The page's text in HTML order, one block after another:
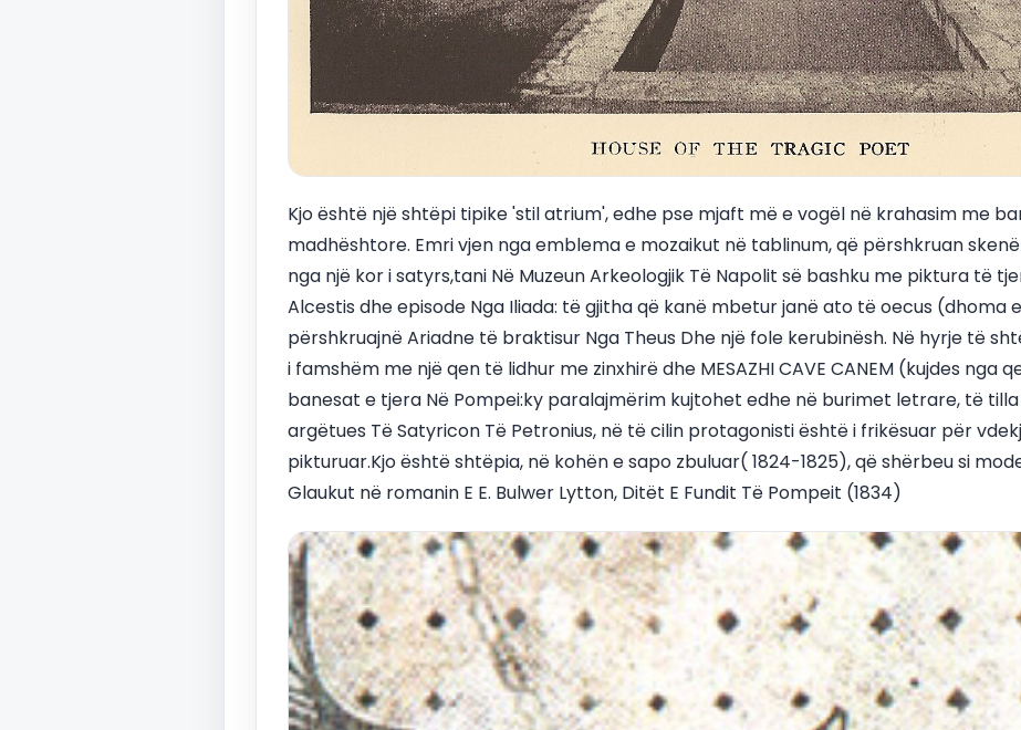
Kjo është një shtëpi tipike 'stil atrium', edhe pse mjaft më e vogël në krahasim me
madhështore. Emri vjen nga emblema e mozaikut në tablinum, që përshkruan
nga një kor i satyrs,tani Në Muzeun Arkeologjik Të Napolit së bashku me piktura të
Alcestis dhe episode Nga Iliada: të gjitha që kanë mbetur janë ato të oecus (dhoma
përshkruajnë Ariadne të braktisur Nga Theus Dhe një fole kerubinësh. Në hyrje të
i famshëm me një qen të lidhur me zinxhirë dhe MESAZHI CAVE CANEM (kujdes nga
banesat e tjera Në Pompei:ky paralajmërim kujtohet edhe në burimet letrare, të tilla
argëtues Të Satyricon Të Petronius, në të cilin protagonisti është i frikësuar për
pikturuar.Kjo është shtëpia, në kohën e sapo zbuluar( 1824-1825), që shërbeu si
Glaukut në romanin E E. Bulwer Lytton, Ditët E Fundit Të Pompeit (1834)